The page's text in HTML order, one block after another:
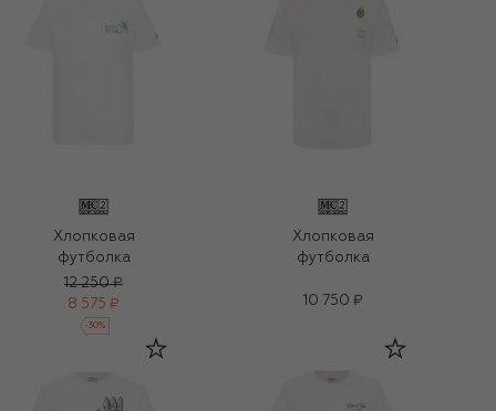
Хлопковая
футболка
12 250 ₽
8 575 ₽
-30%
Хлопковая
футболка
10 750 ₽